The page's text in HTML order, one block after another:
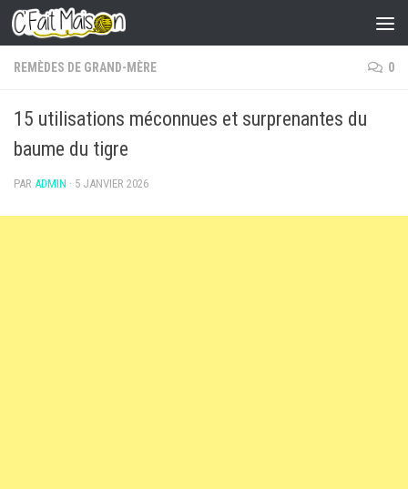
Skip to content
REMÈDES DE GRAND-MÈRE 0
15 utilisations méconnues et surprenantes du
baume du tigre
PAR ADMIN · 5 JANVIER 2026